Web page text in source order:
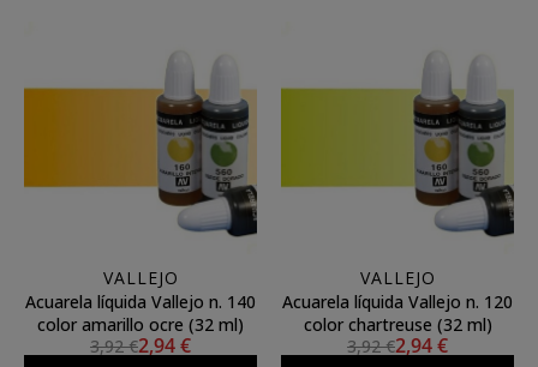
VALLEJO
Acuarela líquida Vallejo n. 140
color amarillo ocre (32 ml)
3,92 €2,94 €
VALLEJO
Acuarela líquida Vallejo n. 120
color chartreuse (32 ml)
3,92 €2,94 €